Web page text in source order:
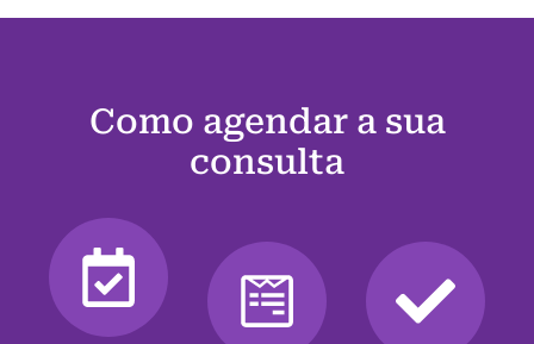
Como agendar a sua
consulta